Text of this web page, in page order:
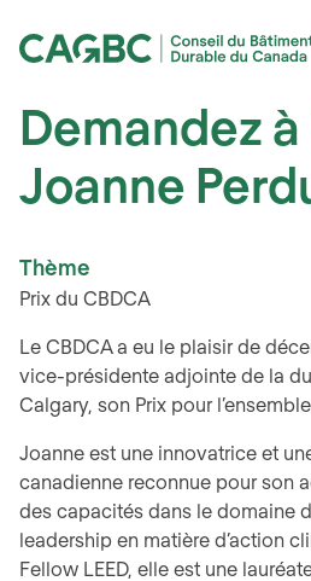
Demandez à
Joanne
Thème
Prix ​​du CBDCA
Le CBDCA a eu le plaisir de
vice-présidente adjointe de la
Calgary, son Prix pour
Joanne est une innovatrice et
canadienne reconnue pour son
des capacités dans le domaine
leadership en matière d’action
Fellow LEED, elle est une